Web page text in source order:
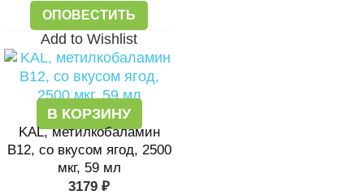
ОПОВЕСТИТЬ
Add to Wishlist
В КОРЗИНУ
KAL, метилкобаламин
B12, со вкусом ягод, 2500
мкг, 59 мл
3179 ₽